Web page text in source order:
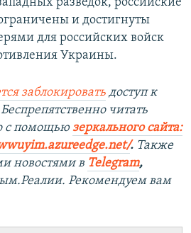
разведок, российские
и достигнуты
для российских войск
Украины.
заблокировать доступ к
Беспрепятственно читать
с помощью зеркального сайта:
. Также
новостями в Telegram,
Рекомендуем вам